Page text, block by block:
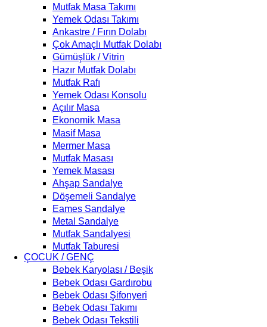
Mutfak Masa Takımı
Yemek Odası Takımı
Ankastre / Fırın Dolabı
Çok Amaçlı Mutfak Dolabı
Gümüşlük / Vitrin
Hazır Mutfak Dolabı
Mutfak Rafı
Yemek Odası Konsolu
Açılır Masa
Ekonomik Masa
Masif Masa
Mermer Masa
Mutfak Masası
Yemek Masası
Ahşap Sandalye
Döşemeli Sandalye
Eames Sandalye
Metal Sandalye
Mutfak Sandalyesi
Mutfak Taburesi
ÇOCUK / GENÇ
Bebek Karyolası / Beşik
Bebek Odası Gardırobu
Bebek Odası Şifonyeri
Bebek Odası Takımı
Bebek Odası Tekstili